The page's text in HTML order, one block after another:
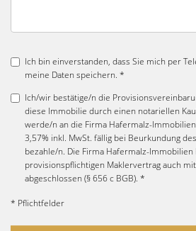
Ich bin einverstanden, dass Sie mich per
meine Daten speichern. *
Ich/wir bestätige/n die
diese Immobilie durch einen notariellen
werde/n an die Firma Hafermalz-
3,57% inkl. MwSt. fällig bei Beurkundung
bezahle/n. Die Firma Hafermalz-Immobilien
provisionspflichtigen Maklervertrag auch
abgeschlossen (§ 656 c BGB). *
* Pflichtfelder